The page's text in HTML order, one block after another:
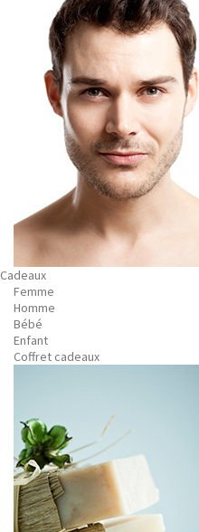
Cadeaux
Femme
Homme
Bébé
Enfant
Coffret cadeaux